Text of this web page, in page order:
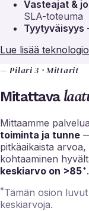
Vasteajat &
SLA-toteuma
Tyytyväisyys
Lue lisää
— Pilari 3 · Mittarit
Mitattava
Mittaamme
toiminta ja tunne
pitkäaikaista
kohtaaminen
keskiarvo on >85*.
*Tämän osion
keskiarvoja.